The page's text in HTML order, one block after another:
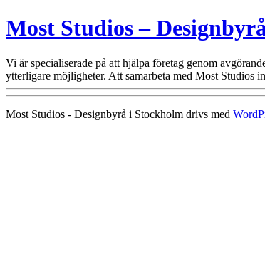
Most Studios –
Vi är specialiserade på att hjälpa företag genom
ytterligare möjligheter. Att samarbeta med Most Studios
Most Studios - Designbyrå i Stockholm drivs med